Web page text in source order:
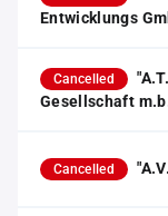
Entwicklungs
Cancelled
Gesellschaft
Cancelled